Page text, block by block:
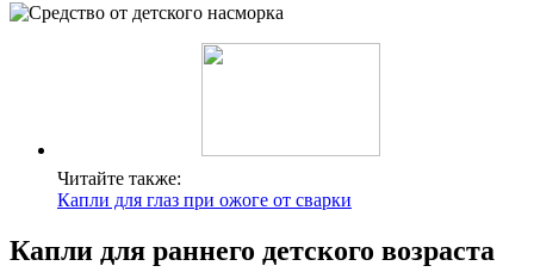
Читайте также:
Капли для глаз при ожоге от сварки
Капли для раннего детского возраста